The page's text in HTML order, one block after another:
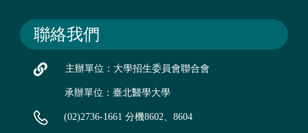
聯絡我們
主辦單位：大學招生委員會聯合會
承辦單位：臺北醫學大學
(02)2736-1661 分機8602、8604